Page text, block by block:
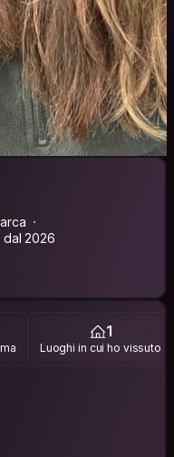
2026
1
Luoghi in cui ho vissuto